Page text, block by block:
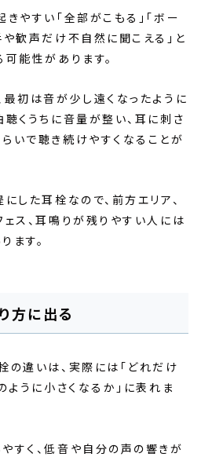
やすい「全部がこもる」「ボー
歓声だけ不自然に聞こえる」と
能性があります。
初は音が少し遠くなったように
くうちに音量が整い、耳に刺さ
いで聴き続けやすくなることが
した耳栓なので、前方エリア、
ス、耳鳴りが残りやすい人には
ます。
方に出る
の違いは、実際には「どれだけ
ように小さくなるか」に表れま
すく、低音や自分の声の響きが